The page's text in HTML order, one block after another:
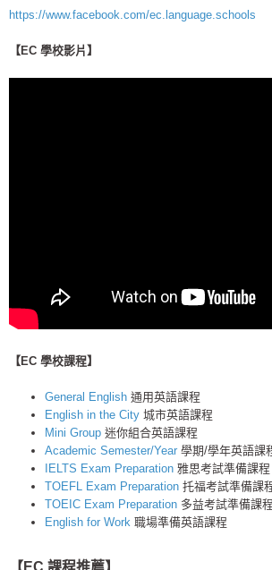
https://www.facebook.com/ec.language.schools
【EC 學校影片】
【EC 學校課程】
General English 通用英語課程
English in the City 城市英語課程
Mini Group 迷你組合英語課程
Academic Semester/Year 學期/學年英語課
IELTS Exam Preparation 雅思考試準備課程
TOEFL Exam Preparation 托福考試準備課
TOEIC Exam Preparation 多益考試準備課程
English for Work 職場準備英語課程
【EC 課程推薦】